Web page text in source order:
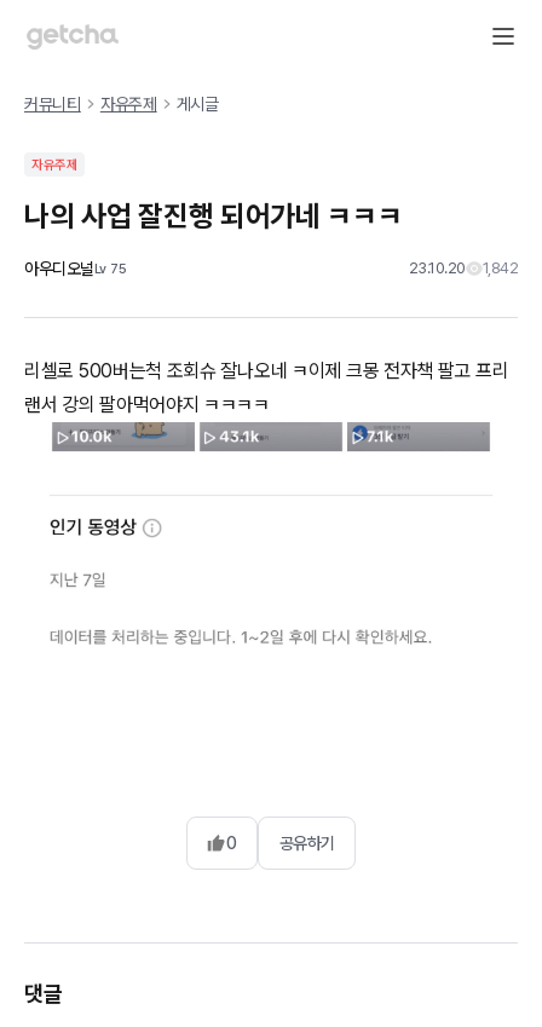
커뮤니티 자유주제 게시글
자유주제
나의 사업 잘진행 되어가네 ㅋㅋㅋ
아우디오널Lv 75 23.10.20 1,842
리셀로 500버는척 조회슈 잘나오네 ㅋ이제 크몽 전자책 팔고 프리
랜서 강의 팔아먹어야지 ㅋㅋㅋㅋ
0 공유하기
댓글